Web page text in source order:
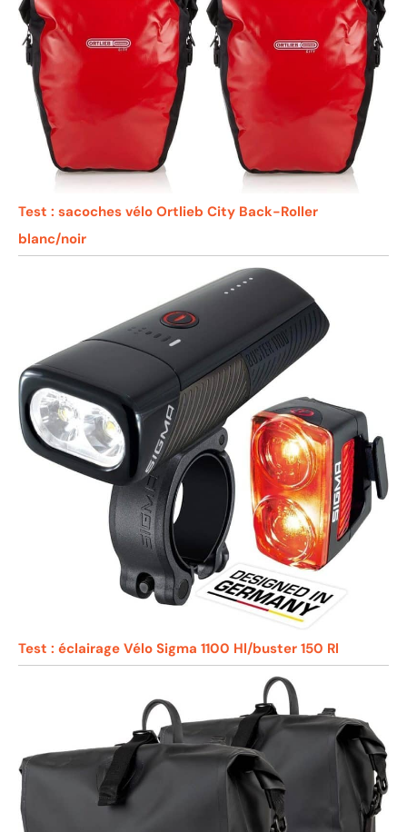
Test : sacoches vélo Ortlieb City Back-Roller
blanc/noir
Test : éclairage Vélo Sigma 1100 Hl/buster 150 Rl